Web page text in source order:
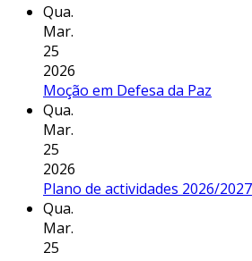
Qua.
Mar.
25
2026
Moção em Defesa da Paz
Qua.
Mar.
25
2026
Plano de actividades 2026/2027
Qua.
Mar.
25